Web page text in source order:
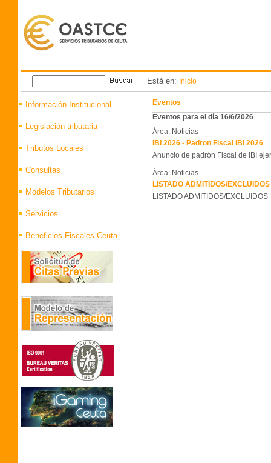
Está en: Inicio
Información Institucional
Legislación tributaria
Tributos Locales
Consultas
Modelos Tributarios
Servicios
Beneficios Fiscales Ceuta
Eventos
Eventos para el día 16/6/2026
Área: Noticias
IBI 2026 - Padron Fiscal IBI 2026
Anuncio de padrón Fiscal de IBI
Área: Noticias
LISTADO ADMITIDOS/
LISTADO ADMITIDOS/EXCLUIDOS